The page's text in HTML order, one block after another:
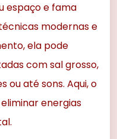
espaço e fama
modernas e
ela pode
com sal grosso,
ou até sons. Aqui, o
energias